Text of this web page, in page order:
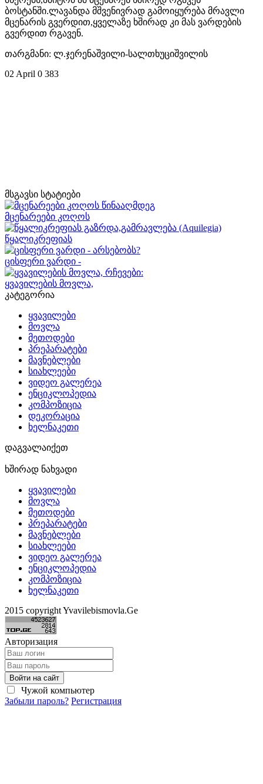
ბოსტანში.ლავანდა მშვენივრად გამოიყურება მრავლი
მცენარის გვერდით,ყველაზე ხშირად კი მას ვარდების
გვერდით რგავენ.
თარგმანი: ლ.ჯერენაშვილი-სალთხუციშვილის
02 April 0 383
მსგავსი სტატიები
მცენარეები კოღოს
წყალიკრეფიას
ცისფერი ვარდი -
ყვავილების მოვლა,
კატეგორია
ყვავილები
მოვლა
მეთოდები
პრეპარატები
მავნებლები
სიახლეები
ვიდეო გალერეა
ენციკლოპედია
კომპოზიცია
დეკორაცია
ხელნაკეთი
დაგვალაიქეთ
ხშირად ნახვადი
ყვავილები
მოვლა
მეთოდები
პრეპარატები
მავნებლები
სიახლეები
ვიდეო გალერეა
ენციკლოპედია
კომპოზიცია
ხელნაკეთი
2015 copyright Yvavilebismovla.Ge
Авторизация
Войти на сайт
Чужой компьютер
Забыли пароль? Регистрация